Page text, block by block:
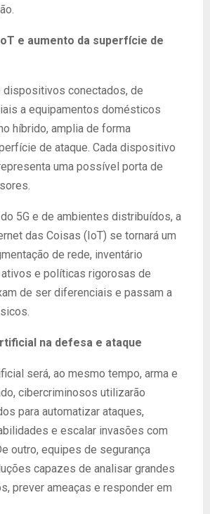
e aumento da superfície de
dispositivos conectados, de
a equipamentos domésticos
híbrido, amplia de forma
de ataque. Cada dispositivo
uma possível porta de
5G e de ambientes distribuídos, a
das Coisas (IoT) se tornará um
de rede, inventário
e políticas rigorosas de
de ser diferenciais e passam a
na defesa e ataque
será, ao mesmo tempo, arma e
cibercriminosos utilizarão
para automatizar ataques,
e escalar invasões com
outro, equipes de segurança
capazes de analisar grandes
prever ameaças e responder em